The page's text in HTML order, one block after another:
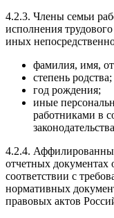
4.2.3. Члены семьи
исполнения
иных
фамилия, имя,
степень родства;
год рождения;
иные
работниками в
4.2.4.
отчетных документах
соответствии с
нормативных
правовых актов